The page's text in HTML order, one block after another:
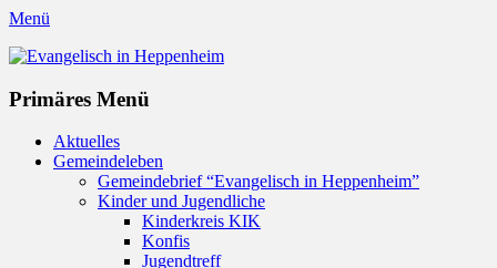
Menü
Evangelisch in Heppenheim
Primäres Menü
Zum
Inhalt
Aktuelles
Gemeindeleben
Gemeindebrief “Evangelisch in Heppenheim”
Kinder und Jugendliche
Kinderkreis KIK
Konfis
Jugendtreff